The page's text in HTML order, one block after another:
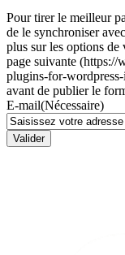
Pour tirer le meilleur
de le synchroniser
plus sur les options de
page suivante
plugins-for-
avant de publier le
E-mail(Nécessaire)
Valider